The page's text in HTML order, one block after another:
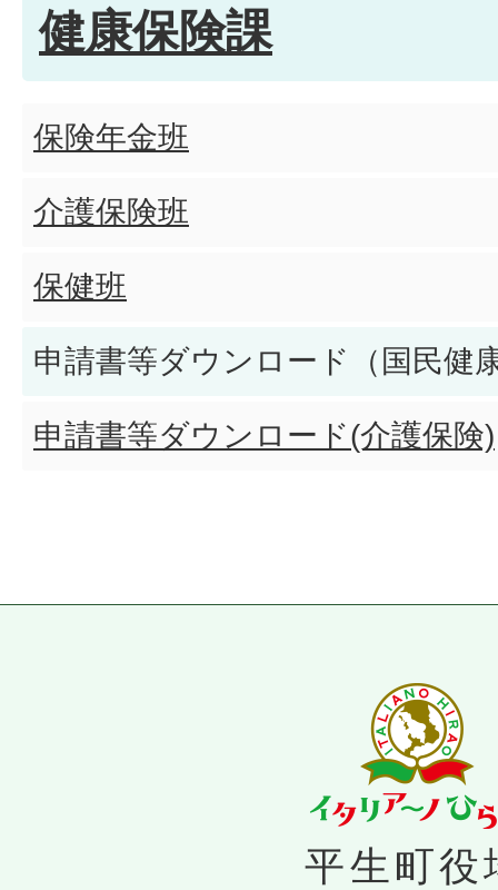
健康保険課
保険年金班
介護保険班
保健班
申請書等ダウンロード（国民健
申請書等ダウンロード(介護保険)
平生町役